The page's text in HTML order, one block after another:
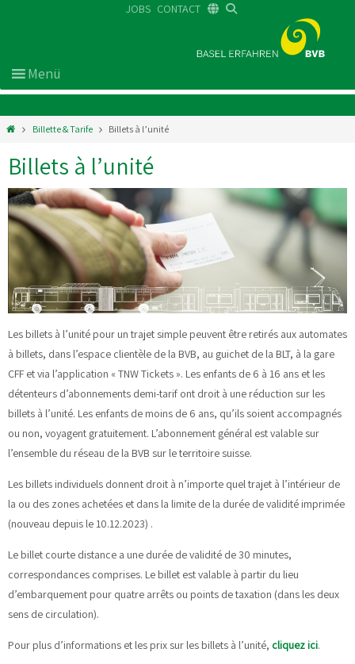
JOBS CONTACT
Billette & Tarife Billets à l’unité
Billets à l’unité
Les billets à l’unité pour un trajet simple peuvent être retirés aux automates
à billets, dans l’espace clientèle de la BVB, au guichet de la BLT, à la gare
CFF et via l’application « TNW Tickets ». Les enfants de 6 à 16 ans et les
détenteurs d’abonnements demi-tarif ont droit à une réduction sur les
billets à l’unité. Les enfants de moins de 6 ans, qu’ils soient accompagnés
ou non, voyagent gratuitement. L’abonnement général est valable sur
l’ensemble du réseau de la BVB sur le territoire suisse.
Les billets individuels donnent droit à n’importe quel trajet à l’intérieur de
la ou des zones achetées et dans la limite de la durée de validité imprimée
(nouveau depuis le 10.12.2023) .
Le billet courte distance a une durée de validité de 30 minutes,
correspondances comprises. Le billet est valable à partir du lieu
d’embarquement pour quatre arrêts ou points de taxation (dans les deux
sens de circulation).
Pour plus d’informations et les prix sur les billets à l’unité, cliquez ici.